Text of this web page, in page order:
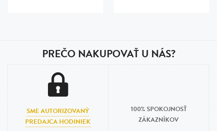
PREČO NAKUPOVAŤ U NÁS?
SME AUTORIZOVANÝ
PREDAJCA HODINIEK
100% SPOKOJNOSŤ
ZÁKAZNÍKOV